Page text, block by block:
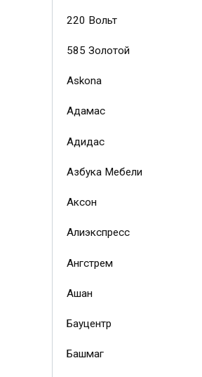
220 Вольт
585 Золотой
Askona
Адамас
Адидас
Азбука Мебели
Аксон
Алиэкспресс
Ангстрем
Ашан
Бауцентр
Башмаг